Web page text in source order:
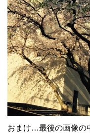
おまけ…最後の画像の